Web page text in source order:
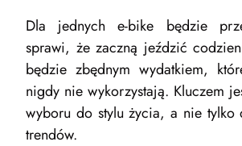
Dla jednych e-bike będzie
sprawi, że zaczną jeździć
będzie zbędnym wydatkiem,
nigdy nie wykorzystają. Kluczem
wyboru do stylu życia, a nie tylko
trendów.